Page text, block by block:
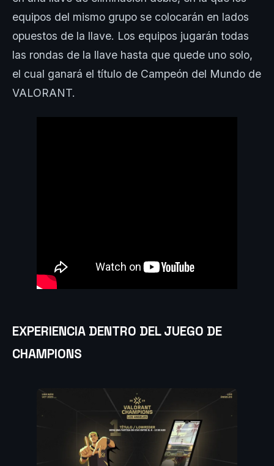
equipos del mismo grupo se colocarán en lados
opuestos de la llave. Los equipos jugarán todas
las rondas de la llave hasta que quede uno solo,
el cual ganará el título de Campeón del Mundo de
VALORANT.
EXPERIENCIA DENTRO DEL JUEGO DE
CHAMPIONS